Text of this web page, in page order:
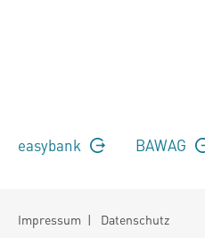
easybank BAWAG
Impressum | Datenschutz